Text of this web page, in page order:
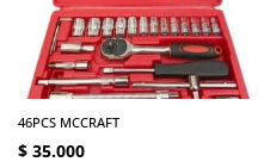
46PCS MCCRAFT
$ 35.000